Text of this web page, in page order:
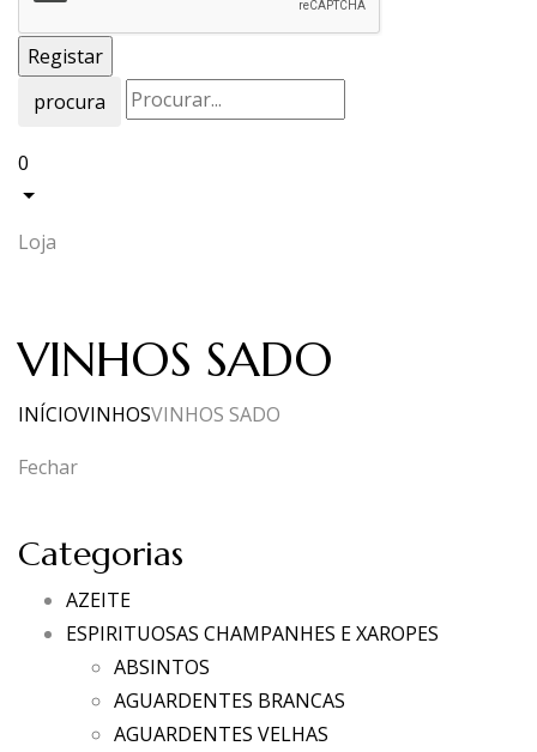
procura
0
Loja
VINHOS SADO
INÍCIOVINHOSVINHOS SADO
Fechar
Categorias
AZEITE
ESPIRITUOSAS CHAMPANHES E XAROPES
ABSINTOS
AGUARDENTES BRANCAS
AGUARDENTES VELHAS